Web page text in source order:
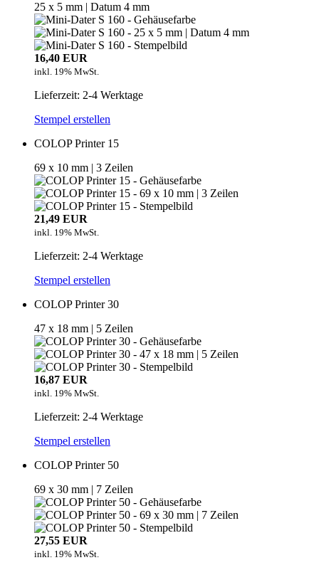
25 x 5 mm | Datum 4 mm
16,40 EUR
inkl. 19% MwSt.
Lieferzeit: 2-4 Werktage
Stempel erstellen
COLOP Printer 15
69 x 10 mm | 3 Zeilen
21,49 EUR
inkl. 19% MwSt.
Lieferzeit: 2-4 Werktage
Stempel erstellen
COLOP Printer 30
47 x 18 mm | 5 Zeilen
16,87 EUR
inkl. 19% MwSt.
Lieferzeit: 2-4 Werktage
Stempel erstellen
COLOP Printer 50
69 x 30 mm | 7 Zeilen
27,55 EUR
inkl. 19% MwSt.